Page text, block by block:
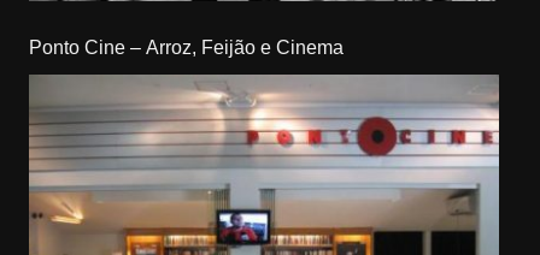
Ponto Cine – Arroz, Feijão e Cinema